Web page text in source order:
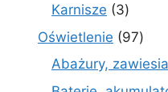
Karnisze 33
Oświetlenie 9797
Abażury,